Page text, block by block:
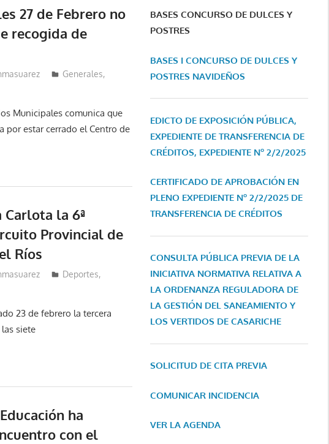
27 de Febrero no
recogida de
Generales,
Municipales comunica que
por estar cerrado el Centro de
Carlota la 6ª
Provincial de
Ríos
Deportes,
23 de febrero la tercera
siete
ha
con el
BASES CONCURSO DE DULCES Y
POSTRES
BASES I CONCURSO DE DULCES Y
POSTRES NAVIDEÑOS
EDICTO DE EXPOSICIÓN PÚBLICA,
EXPEDIENTE DE TRANSFERENCIA DE
CRÉDITOS, EXPEDIENTE Nº 2/2/2025
CERTIFICADO DE APROBACIÓN EN
PLENO EXPEDIENTE Nº 2/2/2025 DE
TRANSFERENCIA DE CRÉDITOS
CONSULTA PÚBLICA PREVIA DE LA
INICIATIVA NORMATIVA RELATIVA A
LA ORDENANZA REGULADORA DE
LA GESTIÓN DEL SANEAMIENTO Y
LOS VERTIDOS DE CASARICHE
SOLICITUD DE CITA PREVIA
COMUNICAR INCIDENCIA
VER LA AGENDA